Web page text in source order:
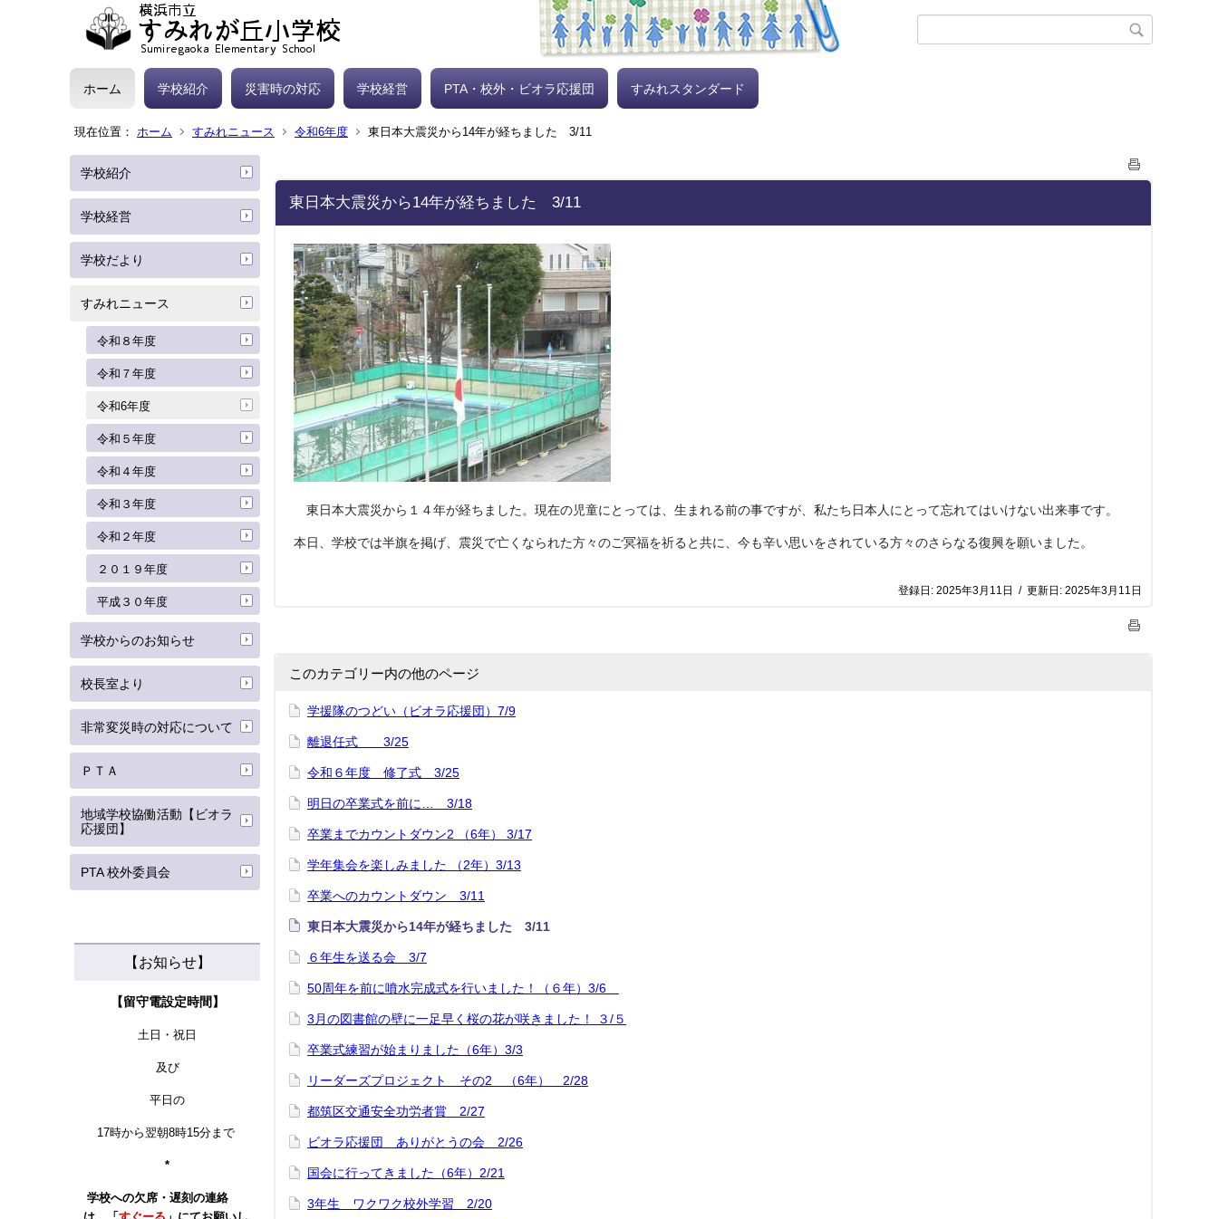
ホーム 学校紹介 災害時の対応 学校経営 PTA・校外・ビオラ応援団 すみれスタンダード
現在位置： ホーム すみれニュース 令和6年度 東日本大震災から14年が経ちました 3/11
学校紹介
学校経営
学校だより
すみれニュース
令和８年度
令和７年度
令和6年度
令和５年度
令和４年度
令和３年度
令和２年度
２０１９年度
平成３０年度
学校からのお知らせ
校長室より
非常変災時の対応について
ＰＴＡ
地域学校協働活動【ビオラ
応援団】
PTA 校外委員会
【お知らせ】
【留守電設定時間】
土日・祝日
及び
平日の
17時から翌朝8時15分まで
*
学校への欠席・遅刻の連絡
東日本大震災から14年が経ちました 3/11
東日本大震災から１４年が経ちました。 現在の児童にとっては、生まれる前の事ですが、私たち日本人にとって忘れてはいけない出来事です。
本日、学校では半旗を掲げ、震災で亡くなられた方々のご冥福を祈ると共に、今も辛い思いをされている方々のさらなる復興を願いました。
登録日: 2025年3月11日 / 更新日: 2025年3月11日
このカテゴリー内の他のページ
学援隊のつどい（ビオラ応援団）7/9
離退任式 3/25
令和６年度 修了式 3/25
明日の卒業式を前に… 3/18
卒業までカウントダウン2 （6年） 3/17
学年集会を楽しみました （2年）3/13
卒業へのカウントダウン 3/11
東日本大震災から14年が経ちました 3/11
６年生を送る会 3/7
50周年を前に噴水完成式を行いました！（６年）3/6
3月の図書館の壁に一足早く桜の花が咲きました！ ３/５
卒業式練習が始まりました（6年）3/3
リーダーズプロジェクト その2 （6年） 2/28
都筑区交通安全功労者賞 2/27
ビオラ応援団 ありがとうの会 2/26
国会に行ってきました（6年）2/21
3年生 ワクワク校外学習 2/20